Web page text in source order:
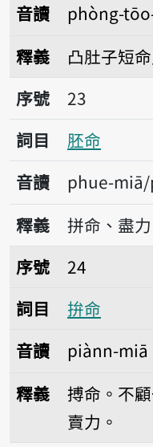
音讀
phòng-
釋義
凸肚子短
序號23胚命
序號
23
詞目
胚命
音讀
phue-
釋義 拼命、盡力
序號24拚命
序號
24
詞目
拚命
音讀
piànn-miā
釋義 搏命。不
賣力。